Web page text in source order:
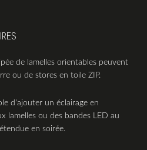
de lamelles orientables peuvent
ou de stores en toile ZIP.
d'ajouter un éclairage en
lamelles ou des bandes LED au
en soirée.